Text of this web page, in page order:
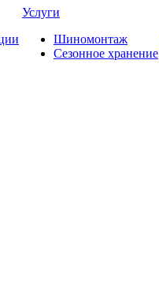
Услуги
Шиномонтаж
Сезонное хранение